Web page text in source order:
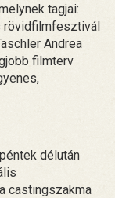
tagjai:
rövidfilmfesztivál
Andrea
filmterv
délután
castingszakma